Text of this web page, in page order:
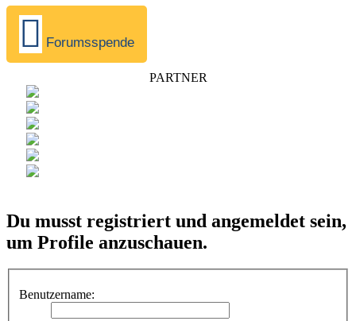
Forumsspende
PARTNER
Du musst registriert und angemeldet sein,
um Profile anzuschauen.
Benutzername: